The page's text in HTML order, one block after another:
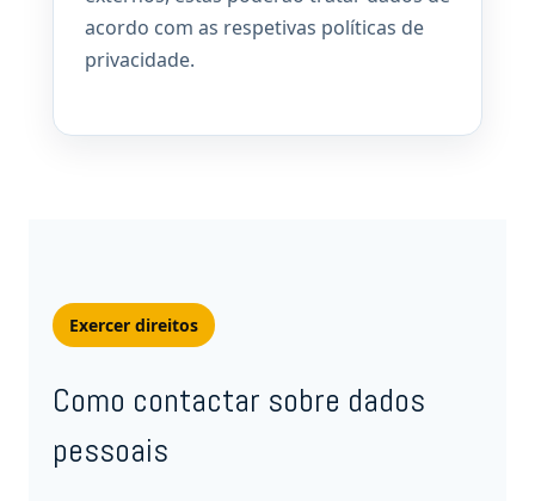
acordo com as respetivas políticas de
privacidade.
Exercer direitos
Como contactar sobre dados
pessoais